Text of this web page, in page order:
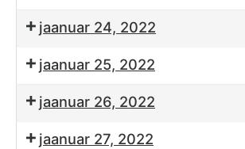
jaanuar 24, 2022
jaanuar 25, 2022
jaanuar 26, 2022
jaanuar 27, 2022